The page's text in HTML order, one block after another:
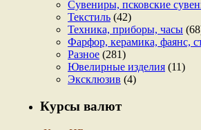
Сувениры, псковские
Текстиль (42)
Техника, приборы, часы
Фарфор, керамика, фаянс,
Разное (281)
Ювелирные изделия (11)
Эксклюзив (4)
Курсы валют